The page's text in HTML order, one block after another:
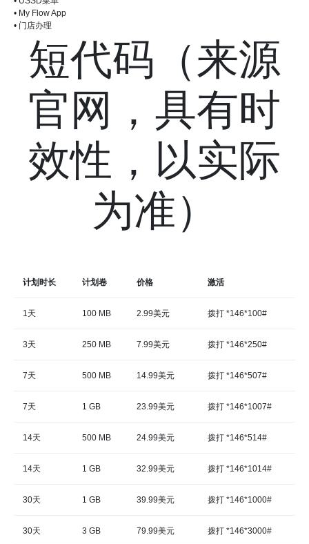
• My Flow App
• 门店办理
短代码（来源
官网，具有时
效性，以实际
为准）
计划时长 计划卷 价格 激活
1天 100 MB 2.99美元 拨打 *146*100#
3天 250 MB 7.99美元 拨打 *146*250#
7天 500 MB 14.99美元 拨打 *146*507#
7天 1 GB 23.99美元 拨打 *146*1007#
14天 500 MB 24.99美元 拨打 *146*514#
14天 1 GB 32.99美元 拨打 *146*1014#
30天 1 GB 39.99美元 拨打 *146*1000#
30天 3 GB 79.99美元 拨打 *146*3000#